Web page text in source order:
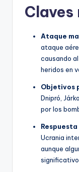
Ataque
ataque
causando
heridos en
Objetivos
Dnipró,
por los
Ucrania
aunque